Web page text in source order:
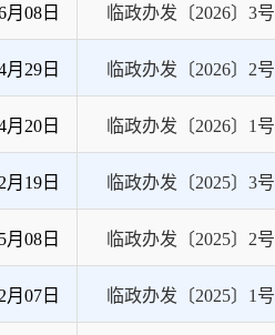
月08日 临政办发〔2026〕3号
月29日 临政办发〔2026〕2号
月20日 临政办发〔2026〕1号
月19日 临政办发〔2025〕3号
月08日 临政办发〔2025〕2号
月07日 临政办发〔2025〕1号